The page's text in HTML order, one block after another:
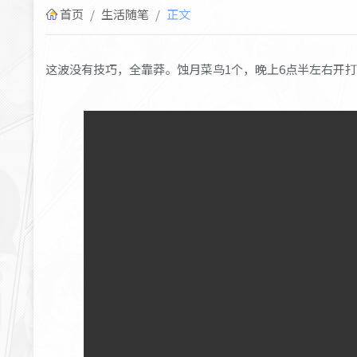
首页 / 生活随笔 / 正文
这波没有技巧，全靠莽。蚀月菜鸟1个，晚上6点半左右开